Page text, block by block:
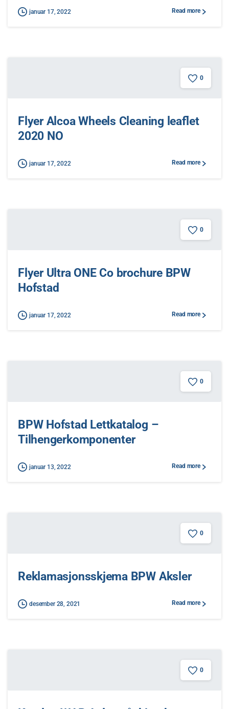
januar 17, 2022 Read more
0
Flyer Alcoa Wheels Cleaning leaflet
2020 NO
januar 17, 2022 Read more
0
Flyer Ultra ONE Co brochure BPW
Hofstad
januar 17, 2022 Read more
0
BPW Hofstad Lettkatalog –
Tilhengerkomponenter
januar 13, 2022 Read more
0
Reklamasjonsskjema BPW Aksler
desember 28, 2021 Read more
0